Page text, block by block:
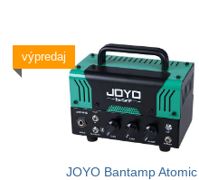
výpredaj
JOYO Bantamp Atomic